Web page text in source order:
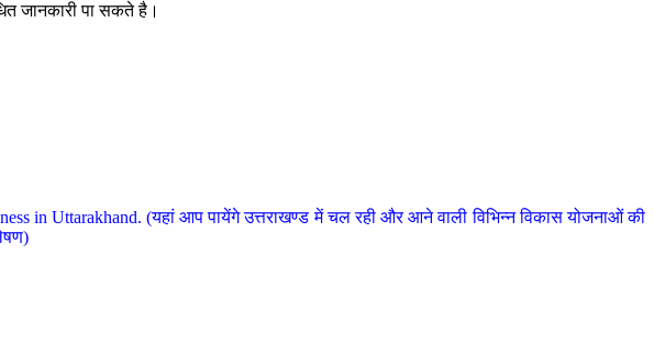
जानकारी पा सकते है।
in Uttarakhand. (यहां आप पायेंगे उत्तराखण्ड में चल रही और आने वाली विभिन्न विकास योजनाओं की